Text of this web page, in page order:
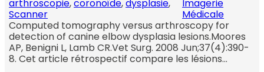
arthroscopie, coronoïde, dysplasie,
Scanner
Imagerie
Médicale
Computed tomography versus arthroscopy for
detection of canine elbow dysplasia lesions.Moores
AP, Benigni L, Lamb CR.Vet Surg. 2008 Jun;37(4):390-
8. Cet article rétrospectif compare les lésions…